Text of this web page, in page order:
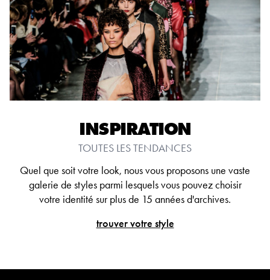
INSPIRATION
TOUTES LES TENDANCES
Quel que soit votre look, nous vous proposons une vaste
galerie de styles parmi lesquels vous pouvez choisir
votre identité sur plus de 15 années d'archives.
trouver votre style